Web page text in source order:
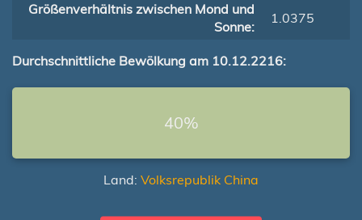
Größenverhältnis zwischen Mond und
Sonne:
1.0375
Durchschnittliche Bewölkung am 10.12.2216:
40%
Land: Volksrepublik China